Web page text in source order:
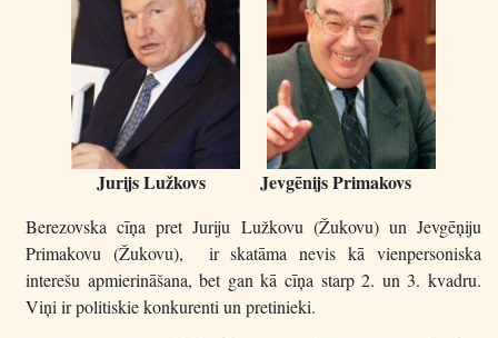
Jurijs Lužkovs Jevgēnijs Primakovs
Berezovska cīņa pret Juriju Lužkovu (Žukovu) un Jevgēņiju
Primakovu (Žukovu), ir skatāma nevis kā vienpersoniska
interešu apmierināšana, bet gan kā cīņa starp 2. un 3. kvadru.
Viņi ir politiskie konkurenti un pretinieki.